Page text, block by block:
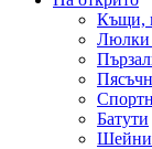
Къщи,
Люлки
Батути
Шейни